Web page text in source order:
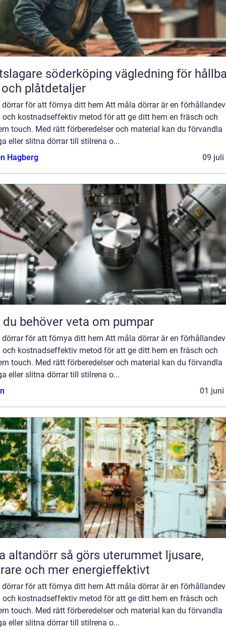
söderköping vägledning för hållbara
plåtdetaljer
för att förnya ditt hem Att måla dörrar är en
och kostnadseffektiv metod för att ge ditt hem en fräsch och
touch. Med rätt förberedelser och material kan du förvandla
eller slitna dörrar till stilrena o...
Hagberg
09 juli
behöver veta om pumpar
för att förnya ditt hem Att måla dörrar är en
och kostnadseffektiv metod för att ge ditt hem en fräsch och
touch. Med rätt förberedelser och material kan du förvandla
eller slitna dörrar till stilrena o...
01 juni
så görs uterummet ljusare,
och mer energieffektivt
för att förnya ditt hem Att måla dörrar är en
och kostnadseffektiv metod för att ge ditt hem en fräsch och
touch. Med rätt förberedelser och material kan du förvandla
eller slitna dörrar till stilrena o...